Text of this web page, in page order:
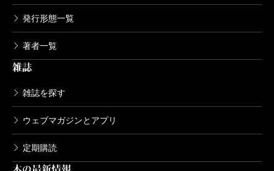
発行形態一覧
著者一覧
雑誌
雑誌を探す
ウェブマガジンとアプリ
定期購読